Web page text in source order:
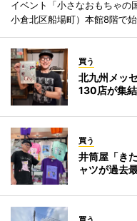
イベント「小さなおもちゃの
小倉北区船場町）本館8階で始
買う
北九州メッ
130店が集結
買う
井筒屋「き
ャツが過去